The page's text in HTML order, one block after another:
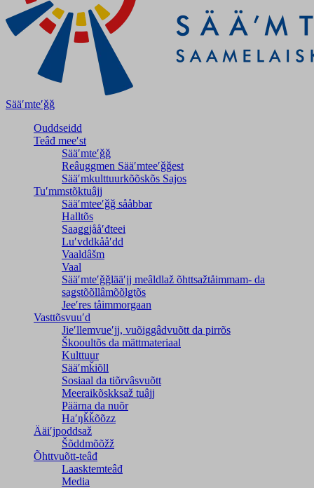
Sääʹmteʹǧǧ
Ouddseidd
Teâđ meeʹst
Sääʹmteʹǧǧ
Reâuggmen Sääʹmteeʹǧǧest
Sääʹmkulttuurkõõskõs Sajos
Tuʹmmstõktuâjj
Sääʹmteeʹǧǧ sååbbar
Halltõs
Saaǥǥjååʹđteei
Luʹvddkååʹdd
Vaaldâšm
Vaal
Sääʹmteʹǧǧlääʹjj meâldlaž õhttsažtåimmam- da
saǥstõõllâmõõlǥtõs
Jeeʹres tåimmorgaan
Vasttõsvuuʹd
Jieʹllemvueʹjj, vuõiggâdvuõtt da pirrõs
Škooultõs da mättmateriaal
Kulttuur
Sääʹmǩiõll
Sosiaal da tiõrvâsvuõtt
Meeraikõskksaž tuâjj
Päärna da nuõr
Haʹŋǩǩõõzz
Ääiʹjpoddsaž
Šõddmõõžž
Õhttvuõtt-teâđ
Laasktemteâđ
Media